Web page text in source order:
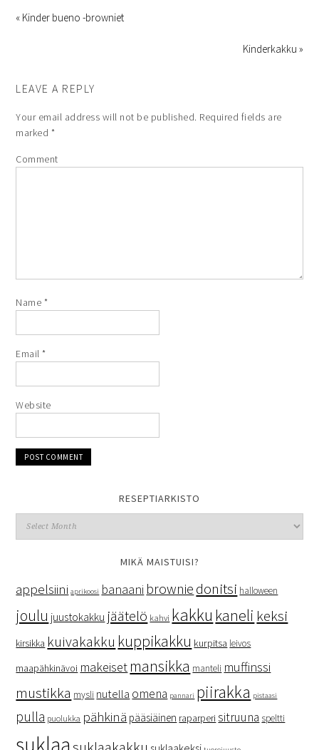
« Kinder bueno -browniet
Kinderkakku »
LEAVE A REPLY
Your email address will not be published. Required fields are
marked *
Comment
Name *
Email*
Website
RESEPTIARKISTO
MIKÄ MAISTUISI?
appelsiini aprikoosi banaani brownie donitsi halloween
joulu juustokakku jäätelö kahvi kakku kaneli keksi
kirsikka kuivakakku kuppikakku kurpitsa leivos
maapähkinävoi makeiset mansikka manteli muffinssi
mustikka mysli nutella omena pannari piirakka pistaasi
pulla puolukka pähkinä pääsiäinen raparperi sitruuna speltti
suklaa